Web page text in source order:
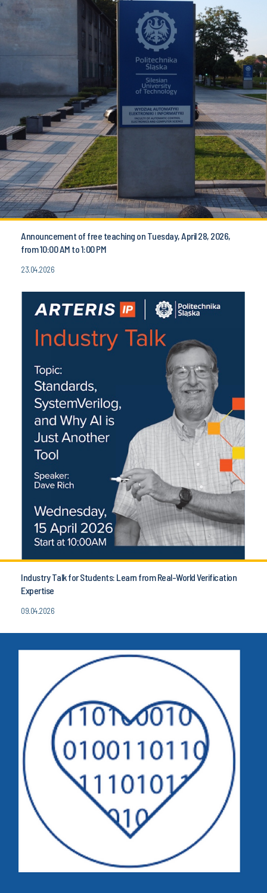
Announcement of free teaching on Tuesday, April 28, 2026,
from 10:00 AM to 1:00 PM
23.04.2026
Industry Talk for Students: Learn from Real-World Verification
Expertise
09.04.2026